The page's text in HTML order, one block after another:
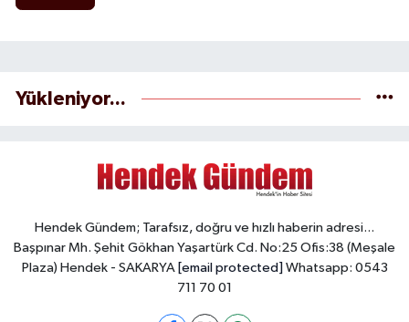
Yükleniyor...
Hendek Gündem; Tarafsız, doğru ve hızlı haberin adresi...
Başpınar Mh. Şehit Gökhan Yaşartürk Cd. No:25 Ofis:38 (Meşale
Plaza) Hendek - SAKARYA [email protected] Whatsapp: 0543
711 70 01